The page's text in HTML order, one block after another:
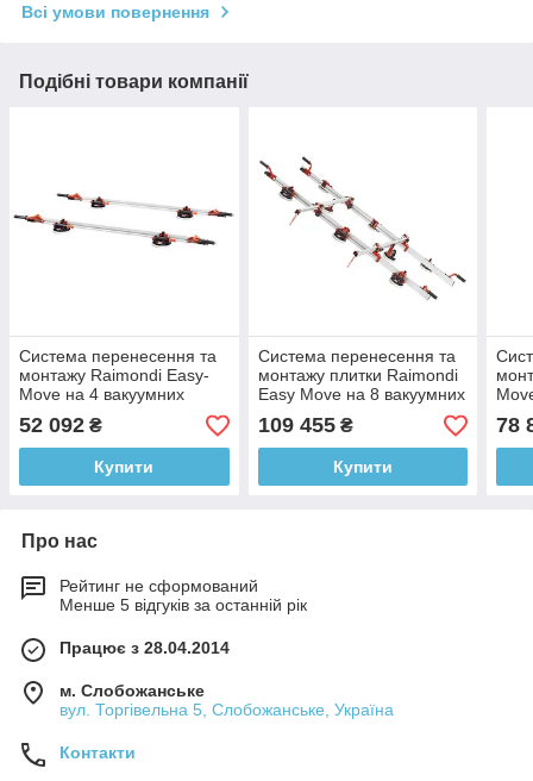
Всі умови повернення
Подібні товари компанії
Система перенесення та
монтажу Raimondi Easy-
Move на 4 вакуумних
присосок RV175
(432EM04V150)
52 092 ₴
Купити
Система перенесення та
монтажу плитки Raimondi
Easy Move на 8 вакуумних
присосок RV175
(432EM04TA)
109 455₴
Купити
78
Про нас
Рейтинг не сформований
Менше 5 відгуків за останній рік
Працює з 28.04.2014
м. Слобожанське
вул. Торгівельна 5, Слобожанське, Україна
Контакти